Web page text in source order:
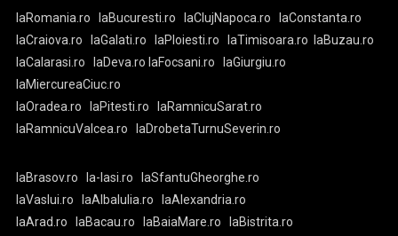
laRomania.ro laBucuresti.ro laClujNapoca.ro
laConstanta.ro
laCraiova.ro
laGalati.ro laPloiesti.ro laTimisoara.ro
laBuzau.ro
laCalarasi.ro
laDeva.ro laFocsani.ro
laGiurgiu.ro
laMiercureaCiuc.ro
laOradea.ro
laPitesti.ro
laRamnicuSarat.ro
laRamnicuValcea.ro
laDrobetaTurnuSeverin.ro
laBrasov.ro la-Iasi.ro
laSfantuGheorghe.ro
laVaslui.ro
laAlbaIulia.ro
laAlexandria.ro
laArad.ro
laBacau.ro laBaiaMare.ro laBistrita.ro